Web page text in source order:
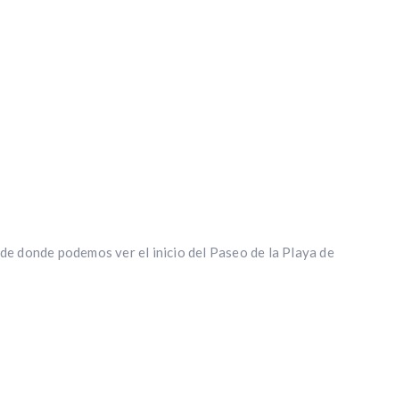
donde podemos ver el inicio del Paseo de la Playa de